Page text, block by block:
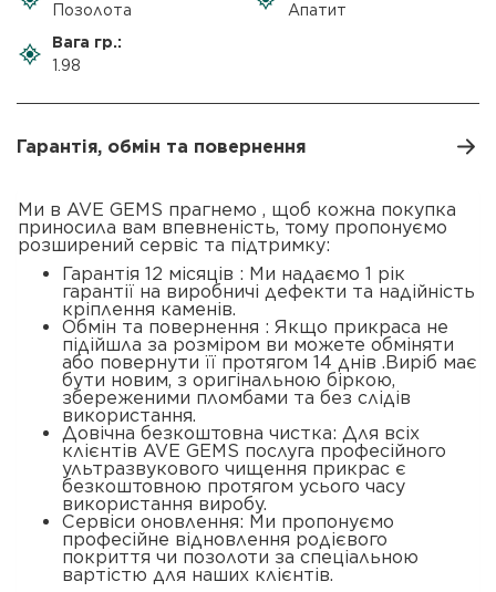
Позолота
Апатит
Вага гр.:
1.98
Гарантія, обмін та повернення
Ми в AVE GEMS прагнемо , щоб кожна покупка
приносила вам впевненість, тому пропонуємо
розширений сервіс та підтримку:
Гарантія 12 місяців : Ми надаємо 1 рік
гарантії на виробничі дефекти та надійність
кріплення каменів.
Обмін та повернення : Якщо прикраса не
підійшла за розміром ви можете обміняти
або повернути її протягом 14 днів .Виріб має
бути новим, з оригінальною біркою,
збереженими пломбами та без слідів
використання.
Довічна безкоштовна чистка: Для всіх
клієнтів AVE GEMS послуга професійного
ультразвукового чищення прикрас є
безкоштовною протягом усього часу
використання виробу.
Сервіси оновлення: Ми пропонуємо
професійне відновлення родієвого
покриття чи позолоти за спеціальною
вартістю для наших клієнтів.